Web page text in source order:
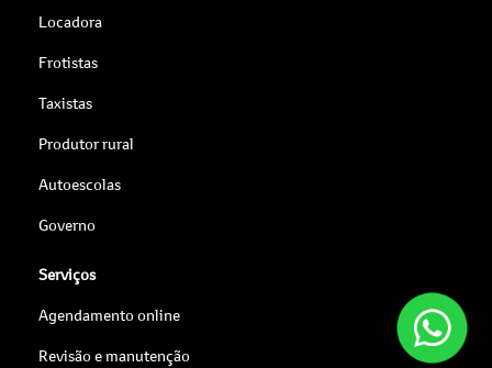
Locadora
Frotistas
Taxistas
Produtor rural
Autoescolas
Governo
Serviços
Agendamento online
Revisão e manutenção